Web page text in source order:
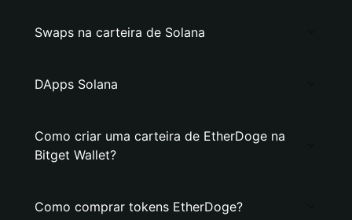
Swaps na carteira de Solana
DApps Solana
Como criar uma carteira de EtherDoge na
Bitget Wallet?
Como comprar tokens EtherDoge?